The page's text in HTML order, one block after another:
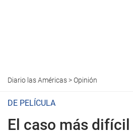
Diario las Américas>Opinión
DE PELÍCULA
El caso más